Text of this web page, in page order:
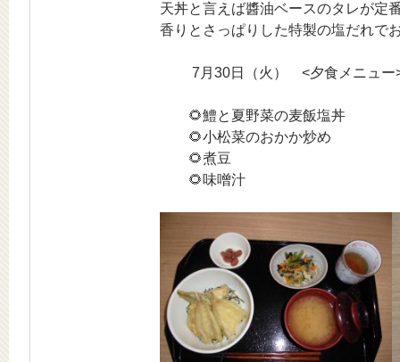
天丼と言えば醬油ベースのタレが
香りとさっぱりした特製の塩だれで
7月30日（火） <夕食メニュー
🌻鱧と夏野菜の麦飯塩丼
🌻小松菜のおかか炒め
🌻煮豆
🌻味噌汁